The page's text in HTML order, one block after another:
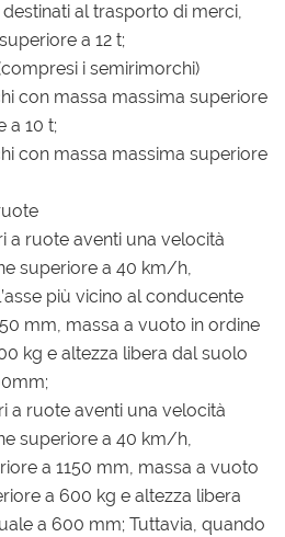
al trasporto di merci,
a 12 t;
i semirimorchi)
con massa massima superiore
a 10 t;
con massa massima superiore
a ruote aventi una velocità
superiore a 40 km/h,
più vicino al conducente
mm, massa a vuoto in ordine
kg e altezza libera dal suolo
a ruote aventi una velocità
superiore a 40 km/h,
a 1150 mm, massa a vuoto
a 600 kg e altezza libera
a 600 mm; Tuttavia, quando